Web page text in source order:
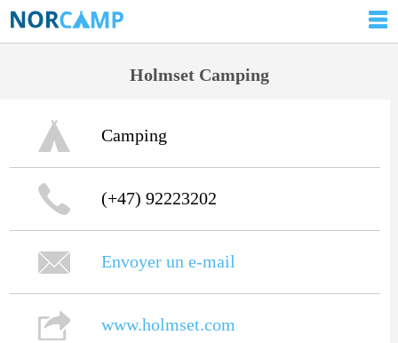
Holmset Camping
Camping
(+47) 92223202
Envoyer un e-mail
www.holmset.com